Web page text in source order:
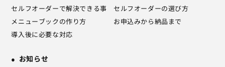
セルフオーダーで解決できる事
セルフオーダーの選び方
メニューブックの作り方
お申込みから納品まで
導入後に必要な対応
お知らせ